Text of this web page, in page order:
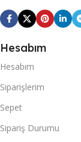
Hesabım
Hesabım
Siparişlerim
Sepet
Sipariş Durumu